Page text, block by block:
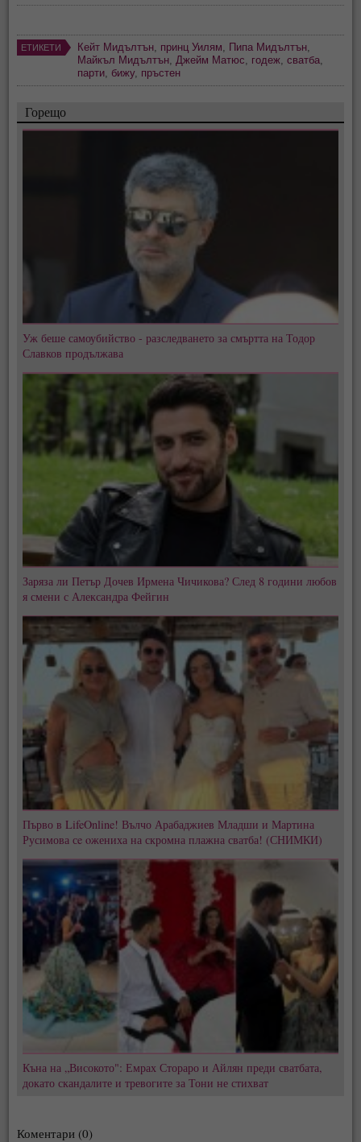
ЕТИКЕТИ Кейт Мидълтън, принц Уилям, Пипа Мидълтън,
Майкъл Мидълтън,Джейм Матюс, годеж,сватба,
парти, бижу, пръстен
Горещо
Уж беше самоубийство - разследването за смъртта на Тодор
Славков продължава
Заряза ли Петър Дочев Ирмена Чичикова? След 8 години любов
я смени с Александра Фейгин
Първо в LifeOnline! Вълчо Арабаджиев Младши и Мартина
Русимова сe oжениха на скромна плажна сватба! (СНИМКИ)
Къна на „Високото": Емрах Стораро и Айлян преди сватбата,
докато скандалите и тревогите за Тони не стихват
Коментари (0)